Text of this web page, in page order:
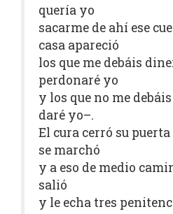
quería yo
sacarme de ahí ese
casa apareció
los que me debáis
perdonaré yo
y los que no me
daré yo–.
El cura cerró su
se marchó
y a eso de medio
salió
y le echa tres